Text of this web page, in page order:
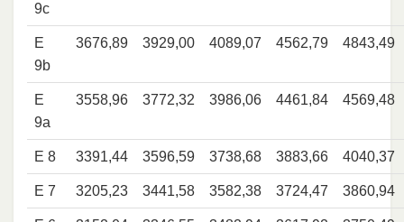
9c
E
9b
3676,89 3929,00 4089,07 4562,79 4843,49
E
9a
3558,96 3772,32 3986,06 4461,84 4569,48
E 8 3391,44 3596,59 3738,68 3883,66 4040,37
E 7 3205,23 3441,58 3582,38 3724,47 3860,94